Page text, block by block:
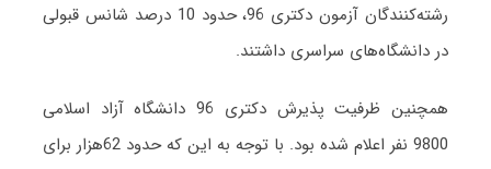
رشته‌کنندگان آزمون دکتری 96، حدود 10 درصد شانس قبولی
در دانشگاه‌های سراسری داشتند.
همچنین ظرفیت پذیرش دکتری 96 دانشگاه آزاد اسلامی
9800 نفر اعلام شده بود. با توجه به این که حدود 62هزار برای